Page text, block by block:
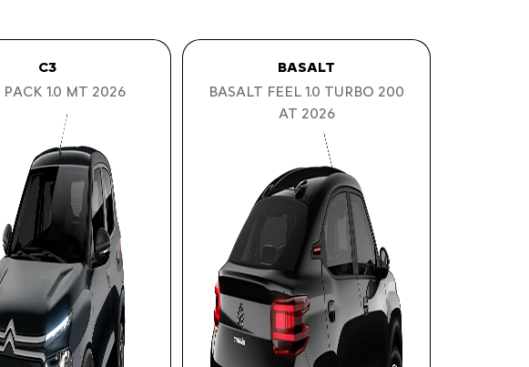
C3
PACK 1.0 MT 2026
BASALT
BASALT FEEL 1.0 TURBO 200
AT 2026